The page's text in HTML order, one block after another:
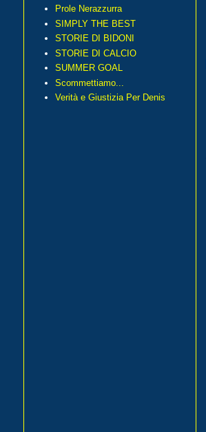
Prole Nerazzurra
SIMPLY THE BEST
STORIE DI BIDONI
STORIE DI CALCIO
SUMMER GOAL
Scommettiamo...
Verità e Giustizia Per Denis